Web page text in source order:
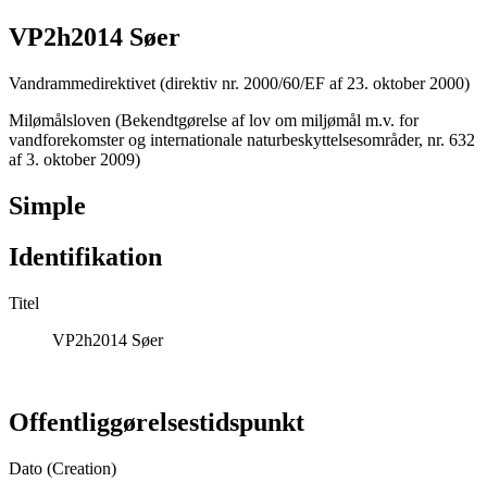
VP2h2014 Søer
Vandrammedirektivet (direktiv nr. 2000/60/EF af 23. oktober 2000)
Milømålsloven (Bekendtgørelse af lov om miljømål m.v. for
vandforekomster og internationale naturbeskyttelsesområder, nr. 632
af 3. oktober 2009)
Simple
Identifikation
Titel
VP2h2014 Søer
Offentliggørelsestidspunkt
Dato (Creation)